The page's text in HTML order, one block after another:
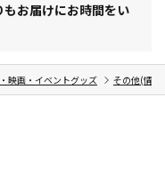
お届けにお時間をい
映画・イベントグッズ その他(情報